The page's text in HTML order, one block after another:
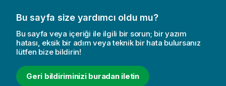
Bu sayfa size yardımcı oldu mu?
Bu sayfa veya içeriği ile ilgili bir sorun; bir yazım
hatası, eksik bir adım veya teknik bir hata bulursanız
lütfen bize bildirin!
Geri bildiriminizi buradan iletin